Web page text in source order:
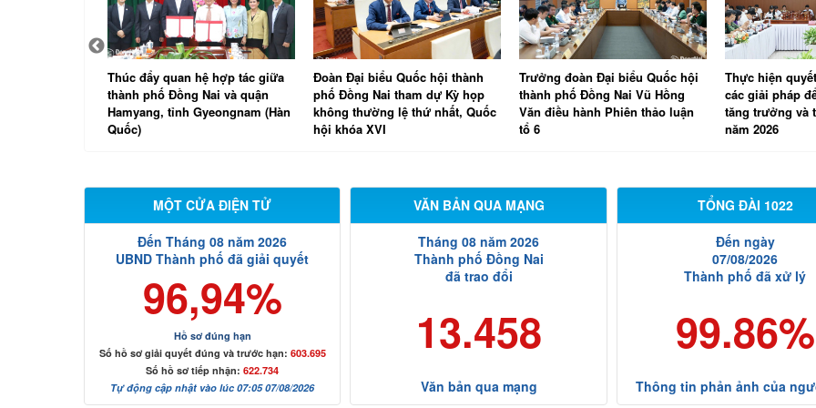
Thúc đẩy quan hệ hợp tác giữa
thành phố Đồng Nai và quận
Hamyang, tỉnh Gyeongnam (Hàn
Quốc)
Đoàn Đại biểu Quốc hội thành
phố Đồng Nai tham dự Kỳ họp
không thường lệ thứ nhất, Quốc
hội khóa XVI
Trưởng đoàn Đại biểu Quốc hội
thành phố Đồng Nai Vũ Hồng
Văn điều hành Phiên thảo luận
tổ 6
Thực hiện
các giải pháp
tăng trưởng và
năm 2026
MỘT CỬA ĐIỆN TỬ
Đến Tháng 08 năm 2026
UBND Thành phố đã giải quyết
96,94%
Hồ sơ đúng hạn
Số hồ sơ giải quyết đúng và trước hạn: 603.695
Số hồ sơ tiếp nhận:622.734
Tự động cập nhật vào lúc 07:05 07/08/2026
VĂN BẢN QUA MẠNG
Tháng 08 năm 2026
Thành phố Đồng Nai
đã trao đổi
13.458
Văn bản qua mạng
TỔNG ĐÀI 1022
Đến ngày
07/08/2026
Thành phố đã xử lý
99.86%
Thông tin phản ảnh của